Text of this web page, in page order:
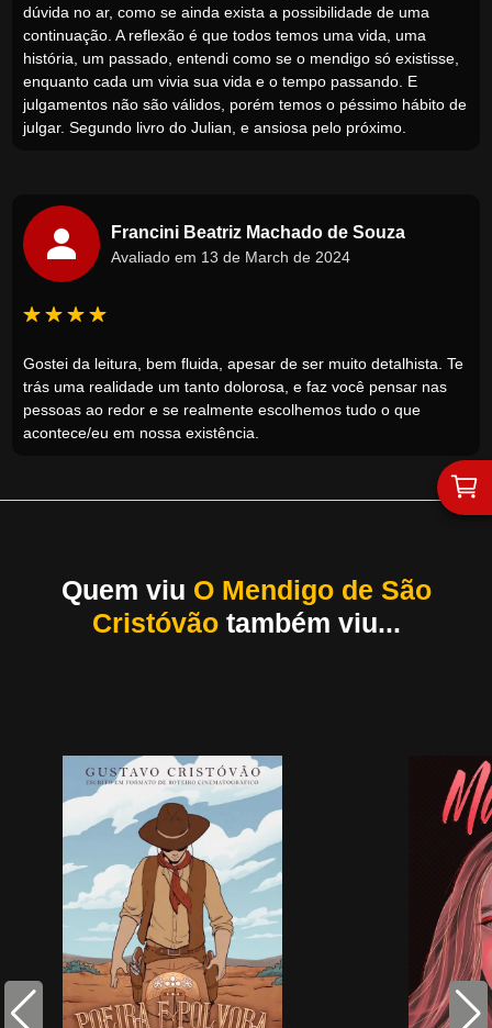
dúvida no ar, como se ainda exista a possibilidade de uma
continuação. A reflexão é que todos temos uma vida, uma
história, um passado, entendi como se o mendigo só existisse,
enquanto cada um vivia sua vida e o tempo passando. E
julgamentos não são válidos, porém temos o péssimo hábito de
julgar. Segundo livro do Julian, e ansiosa pelo próximo.
Francini Beatriz Machado de Souza
Avaliado em 13 de March de 2024
Gostei da leitura, bem fluida, apesar de ser muito detalhista. Te
trás uma realidade um tanto dolorosa, e faz você pensar nas
pessoas ao redor e se realmente escolhemos tudo o que
acontece/eu em nossa existência.
Quem viu O Mendigo de São
Cristóvãotambém viu...